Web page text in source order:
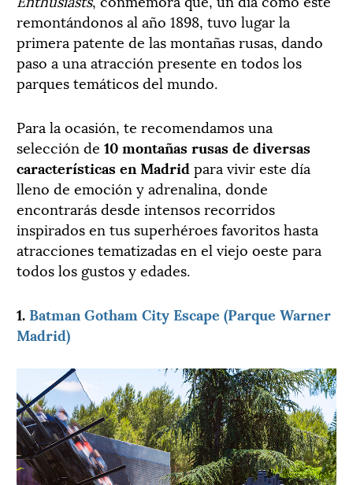
remontándonos al año 1898, tuvo lugar la
primera patente de las montañas rusas, dando
paso a una atracción presente en todos los
parques temáticos del mundo.
Para la ocasión, te recomendamos una
selección de 10 montañas rusas de diversas
características en Madrid para vivir este día
lleno de emoción y adrenalina, donde
encontrarás desde intensos recorridos
inspirados en tus superhéroes favoritos hasta
atracciones tematizadas en el viejo oeste para
todos los gustos y edades.
1. Batman Gotham City Escape (Parque Warner
Madrid)